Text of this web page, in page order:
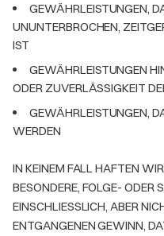
GEWÄHRLEISTUNGEN,
UNUNTERBROCHEN,
IST
GEWÄHRLEISTUNGEN
ODER ZUVERLÄSSIGKEIT
GEWÄHRLEISTUNGEN,
WERDEN
IN KEINEM FALL HAFTEN
BESONDERE, FOLGE- ODER
EINSCHLIESSLICH, ABER
ENTGANGENEN GEWINN,